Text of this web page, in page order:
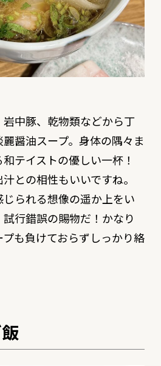
中豚、乾物類などから丁
醤油スープ。身体の隅々ま
テイストの優しい一杯！
との相性もいいですね。
られる想像の遥か上をい
行錯誤の賜物だ！かなり
も負けておらずしっかり絡